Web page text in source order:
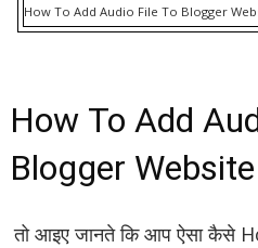
How To Add Audio File To Blogger
How To Add
Blogger
mp3 audio player
तो आइए जानते कि आप ऐसा कैसे